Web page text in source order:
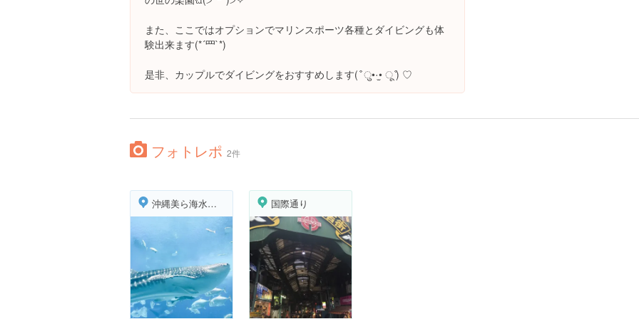
また、ここではオプションでマリンスポーツ各種とダイビングも体
験出来ます(*´罒`*)
是非、カップルでダイビングをおすすめします( ͒ ु•·̫• ू ͒) ♡
フォトレポ 2件
沖縄美ら海水族館 国際通り